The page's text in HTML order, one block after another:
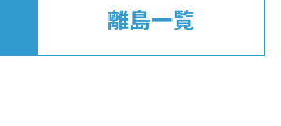
離島一覧